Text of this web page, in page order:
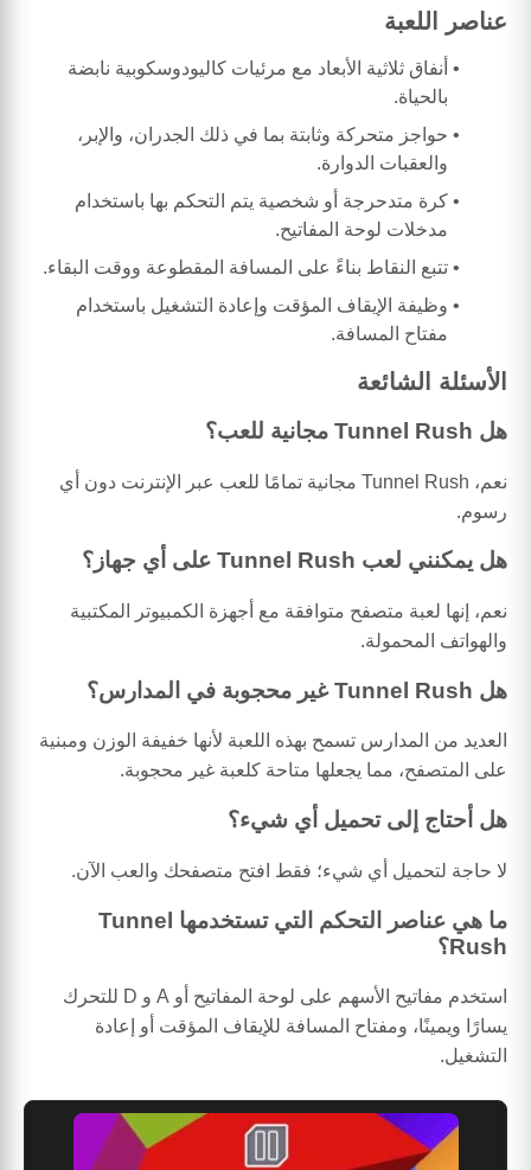
عناصر اللعبة
أنفاق ثلاثية الأبعاد مع مرئيات كاليودوسكوبية نابضة
بالحياة.
حواجز متحركة وثابتة بما في ذلك الجدران، والإبر،
والعقبات الدوارة.
كرة متدحرجة أو شخصية يتم التحكم بها باستخدام
مدخلات لوحة المفاتيح.
تتبع النقاط بناءً على المسافة المقطوعة ووقت البقاء.
وظيفة الإيقاف المؤقت وإعادة التشغيل باستخدام
مفتاح المسافة.
الأسئلة الشائعة
هل Tunnel Rush مجانية للعب؟
نعم، Tunnel Rush مجانية تمامًا للعب عبر الإنترنت دون أي
رسوم.
هل يمكنني لعب Tunnel Rush على أي جهاز؟
نعم، إنها لعبة متصفح متوافقة مع أجهزة الكمبيوتر المكتبية
والهواتف المحمولة.
هل Tunnel Rush غير محجوبة في المدارس؟
العديد من المدارس تسمح بهذه اللعبة لأنها خفيفة الوزن ومبنية
على المتصفح، مما يجعلها متاحة كلعبة غير محجوبة.
هل أحتاج إلى تحميل أي شيء؟
لا حاجة لتحميل أي شيء؛ فقط افتح متصفحك والعب الآن.
ما هي عناصر التحكم التي تستخدمها Tunnel
Rush؟
استخدم مفاتيح الأسهم على لوحة المفاتيح أو A و D للتحرك
يسارًا ويمينًا، ومفتاح المسافة للإيقاف المؤقت أو إعادة
التشغيل.